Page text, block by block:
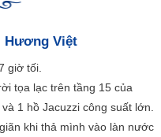
Việt
giờ tối.
tọa lạc trên tầng 15 của
1 hồ Jacuzzi công suất lớn.
khi thả mình vào làn nước